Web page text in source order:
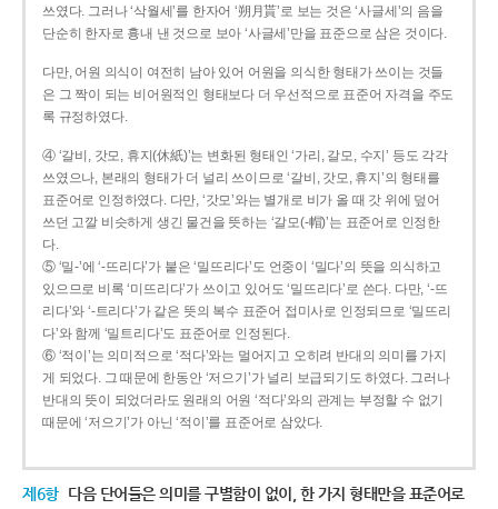
쓰였다. 그러나 ‘삭월세’를 한자어 ‘朔月貰’로 보는 것은 ‘사글세’의 음을
단순히 한자로 흉내 낸 것으로 보아 ‘사글세’만을 표준으로 삼은 것이다.
다만, 어원 의식이 여전히 남아 있어 어원을 의식한 형태가 쓰이는 것들
은 그 짝이 되는 비어원적인 형태보다 더 우선적으로 표준어 자격을 주도
록 규정하였다.
④ ‘갈비, 갓모, 휴지(休紙)’는 변화된 형태인 ‘가리, 갈모, 수지’ 등도 각각
쓰였으나, 본래의 형태가 더 널리 쓰이므로 ‘갈비, 갓모, 휴지’의 형태를
표준어로 인정하였다. 다만, ‘갓모’와는 별개로 비가 올 때 갓 위에 덮어
쓰던 고깔 비슷하게 생긴 물건을 뜻하는 ‘갈모(-帽)’는 표준어로 인정한
다.
⑤ ‘밀-’에 ‘-뜨리다’가 붙은 ‘밀뜨리다’도 언중이 ‘밀다’의 뜻을 의식하고
있으므로 비록 ‘미뜨리다’가 쓰이고 있어도 ‘밀뜨리다’로 쓴다. 다만, ‘-뜨
리다’와 ‘-트리다’가 같은 뜻의 복수 표준어 접미사로 인정되므로 ‘밀뜨리
다’와 함께 ‘밀트리다’도 표준어로 인정된다.
⑥ ‘적이’는 의미적으로 ‘적다’와는 멀어지고 오히려 반대의 의미를 가지
게 되었다. 그 때문에 한동안 ‘저으기’가 널리 보급되기도 하였다. 그러나
반대의 뜻이 되었더라도 원래의 어원 ‘적다’와의 관계는 부정할 수 없기
때문에 ‘저으기’가 아닌 ‘적이’를 표준어로 삼았다.
제6항 다음 단어들은 의미를 구별함이 없이, 한 가지 형태만을 표준어로